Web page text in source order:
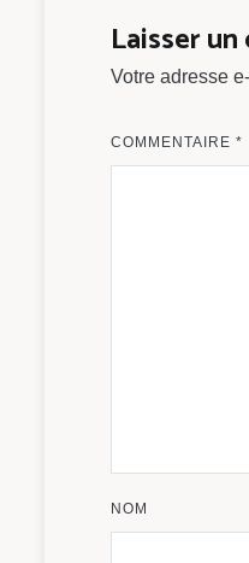
l’article
Laisser
Votre adresse
COMMENTAIRE *
NOM